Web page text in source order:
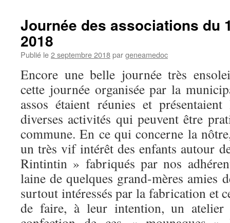
Journée des associations du
2018
Publié le2 septembre 2018pargeneamedoc
Encore une belle journée très
cette journée organisée par la
assos étaient réunies et
diverses activités qui peuvent être
commune. En ce qui concerne la
un très vif intérêt des enfants autour
Rintintin » fabriqués par nos
laine de quelques grand-mères amies
surtout intéressés par la fabrication et
de faire, à leur intention, un atelier